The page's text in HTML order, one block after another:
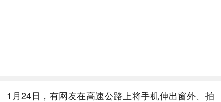
1月24日，有网友在高速公路上将手机伸出窗外、拍